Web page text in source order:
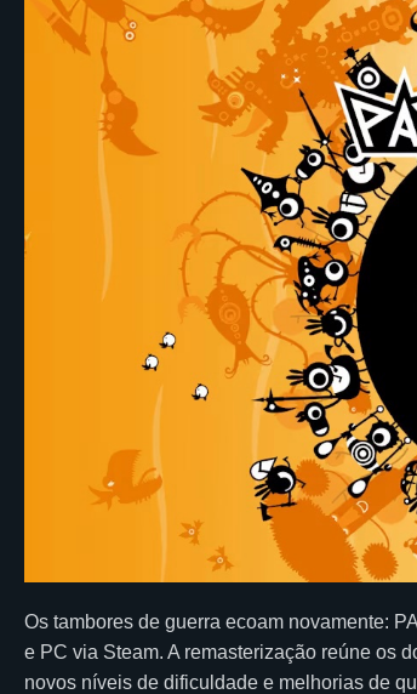
Os tambores de guerra ecoam novamente:
e PC via Steam. A remasterização reúne os
novos níveis de dificuldade e melhorias de